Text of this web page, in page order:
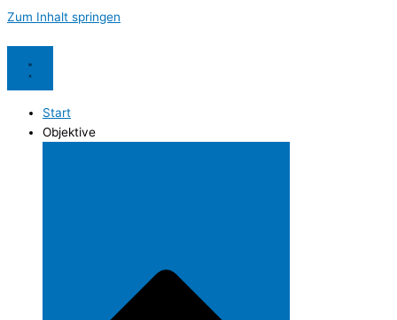
Zum Inhalt springen
Start
Objektive